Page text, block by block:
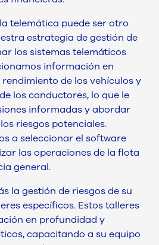
telemática puede ser otro
estrategia de gestión de
los sistemas telemáticos
información en
de los vehículos y
los conductores, lo que le
informadas y abordar
riesgos potenciales.
a seleccionar el software
las operaciones de la flota
general.
la gestión de riesgos de su
específicos. Estos talleres
en profundidad y
capacitando a su equipo